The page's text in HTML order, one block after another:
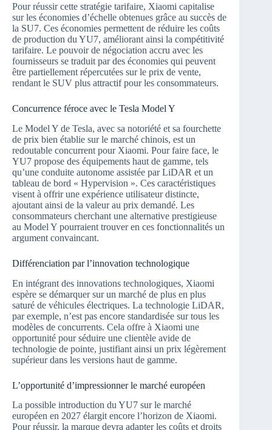
Pour réussir cette stratégie tarifaire, Xiaomi capitalise
sur les économies d’échelle obtenues grâce au succès de
la SU7. Ces économies permettent de réduire les coûts
de production du YU7, améliorant ainsi la compétitivité
tarifaire. Le pouvoir de négociation accru avec les
fournisseurs se traduit par des économies qui peuvent
être partiellement répercutées sur le prix de vente,
rendant le SUV plus attractif pour les consommateurs.
Concurrence féroce avec le Tesla Model Y
Le Model Y de Tesla, avec sa notoriété et sa fourchette
de prix bien établie sur le marché chinois, est un
redoutable concurrent pour Xiaomi. Pour faire face, le
YU7 propose des équipements haut de gamme, tels
qu’une conduite autonome assistée par LiDAR et un
tableau de bord « Hypervision ». Ces caractéristiques
visent à offrir une expérience utilisateur distincte,
ajoutant ainsi de la valeur au prix demandé. Les
consommateurs cherchant une alternative prestigieuse
au Model Y pourraient trouver en ces fonctionnalités un
argument convaincant.
Différenciation par l’innovation technologique
En intégrant des innovations technologiques, Xiaomi
espère se démarquer sur un marché de plus en plus
saturé de véhicules électriques. La technologie LiDAR,
par exemple, n’est pas encore standardisée sur tous les
modèles de concurrents. Cela offre à Xiaomi une
opportunité pour séduire une clientèle avide de
technologie de pointe, justifiant ainsi un prix légèrement
supérieur dans les versions haut de gamme.
L’opportunité d’impressionner le marché européen
La possible introduction du YU7 sur le marché
européen en 2027 élargit encore l’horizon de Xiaomi.
Pour réussir, la marque devra adapter les coûts et droits